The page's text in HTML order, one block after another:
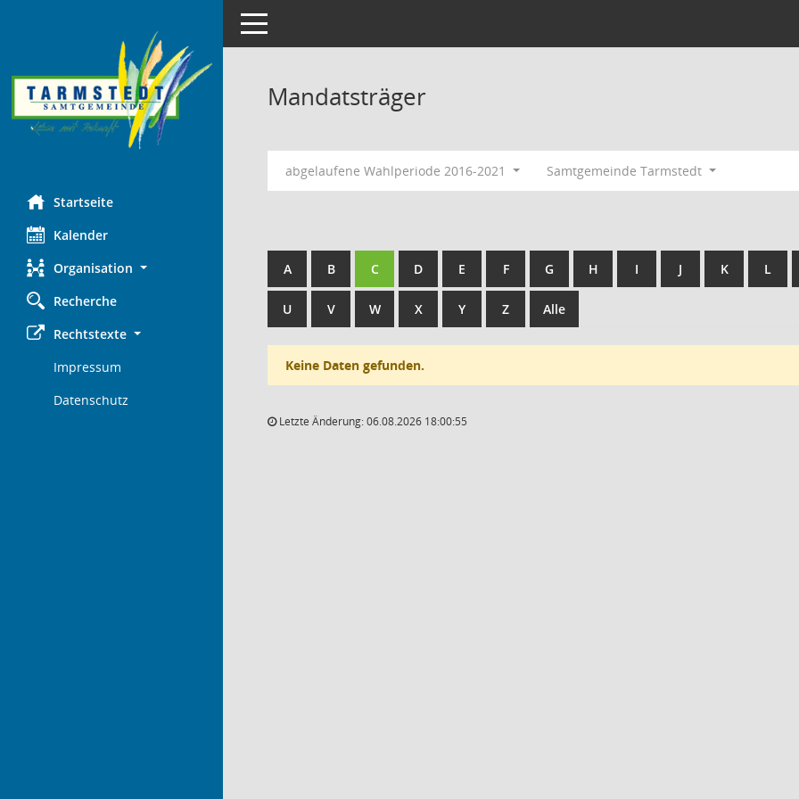
Startseite
Kalender
Organisation
Recherche
Rechtstexte
Impressum
Datenschutz
Toggle navigation
Mandatsträger
abgelaufene Wahlperiode 2016-2021 Samtgemeinde Tarmstedt
A B C D E F G H I J K L
U V W X Y Z Alle
Keine Daten gefunden.
Letzte Änderung: 06.08.2026 18:00:55